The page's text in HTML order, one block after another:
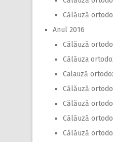
Călăuză
Anul 2016
Călăuză
Călăuza
Calauză
Călăuză
Călăuză
Călăuză
Călăuză